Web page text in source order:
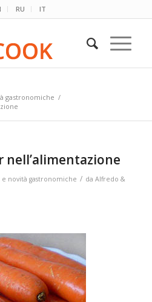
RU IT
gastronomiche /
nell’alimentazione
novità gastronomiche / da Alfredo &